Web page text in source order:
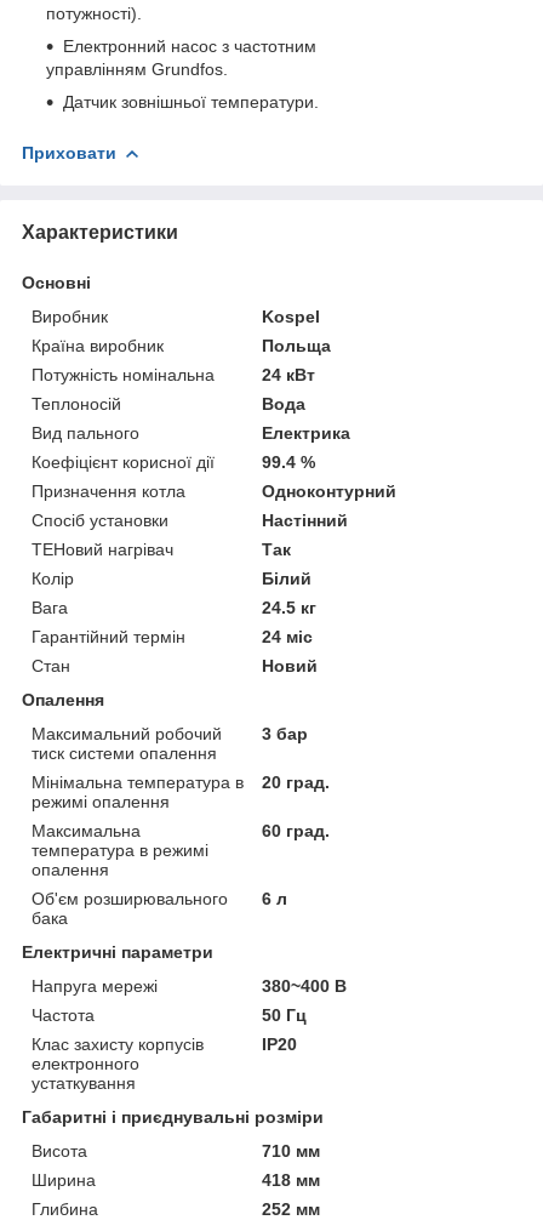
потужності).
Електронний насос з частотним
управлінням Grundfos.
Датчик зовнішньої температури.
Приховати
Характеристики
Основні
Виробник
Kospel
Країна виробник
Польща
Потужність номінальна
24 кВт
Теплоносій
Вода
Вид пального
Електрика
Коефіцієнт корисної дії
99.4 %
Призначення котла
Одноконтурний
Спосіб установки
Настінний
ТЕНовий нагрівач
Так
Колір
Білий
Вага
24.5 кг
Гарантійний термін
24 міс
Стан
Новий
Опалення
Максимальний робочий
тиск системи опалення
3 бар
Мінімальна температура в
режимі опалення
20 град.
Максимальна
температура в режимі
опалення
60 град.
Об'єм розширювального
бака
6 л
Електричні параметри
Напруга мережі
380~400 В
Частота
50 Гц
Клас захисту корпусів
електронного
устаткування
IP20
Габаритні і приєднувальні розміри
Висота
710 мм
Ширина
418 мм
Глибина
252 мм